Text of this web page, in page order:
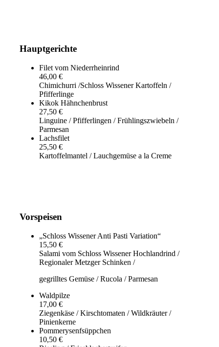
Hauptgerichte
Filet vom Niederrheinrind
46,00 €
Chimichurri /Schloss Wissener Kartoffeln /
Pfifferlinge
Kikok Hähnchenbrust
27,50 €
Linguine / Pfifferlingen / Frühlingszwiebeln /
Parmesan
Lachsfilet
25,50 €
Kartoffelmantel / Lauchgemüse a la Creme
Vorspeisen
„Schloss Wissener Anti Pasti Variation“
15,50 €
Salami vom Schloss Wissener Hochlandrind /
Regionaler Metzger Schinken /
gegrilltes Gemüse / Rucola / Parmesan
Waldpilze
17,00 €
Ziegenkäse / Kirschtomaten / Wildkräuter /
Pinienkerne
Pommerysenfsüppchen
10,50 €